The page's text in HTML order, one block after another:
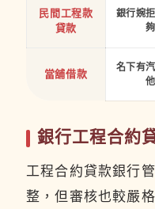
民間工程款
貸款
銀行婉
當舖借款
名下有
銀行工程合約
工程合約貸款銀行
整，但審核也較嚴